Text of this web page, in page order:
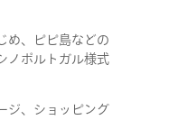
め、ピピ島などの
ノポルトガル様式
ジ、ショッピング